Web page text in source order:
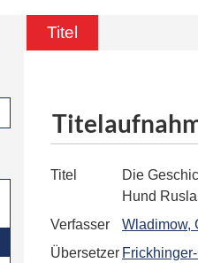
Titel
Titel
Die
Hund
Verfasser
Wladimow,
Übersetzer